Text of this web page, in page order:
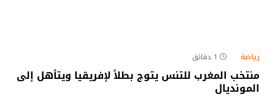
رياضة 1 دقائق
منتخب المغرب للتنس يتوج بطلاً لإفريقيا ويتأهل إلى
المونديال